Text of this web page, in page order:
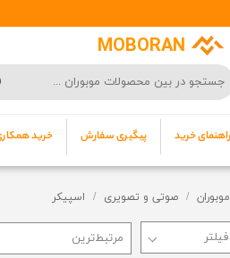
MOBORAN
راهنمای خرید پیگیری سفارش خرید
حساب کاربری من
تغییر گذر واژه
خروج از حساب کاربری
همراهان
موبوران صوتی و تصویری اسپیکر
مرتبط‌ترین